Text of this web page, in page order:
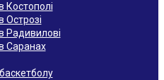
Костополі
Острозі
Радивилові
Саранах